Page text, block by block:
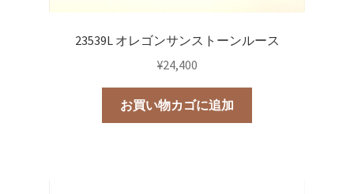
23539L オレゴンサンストーンルース
¥24,400
お買い物カゴに追加